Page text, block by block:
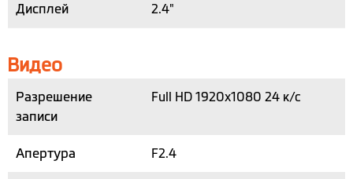
Дисплей 2.4"
Видео
Разрешение
записи
Full HD 1920x1080 24 к/с
Апертура F2.4